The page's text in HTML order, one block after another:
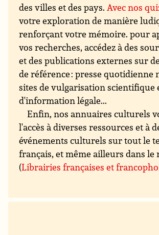
des villes et des pays. Avec nos
votre exploration de manière
renforçant votre mémoire. pour
vos recherches, accédez à des
et des publications externes sur
de référence : presse quotidienne
sites de vulgarisation scientifique
d'information légale...
Enfin, nos annuaires culturels
l'accès à diverses ressources et à
événements culturels sur tout le
français, et même ailleurs dans le
(Librairies françaises et